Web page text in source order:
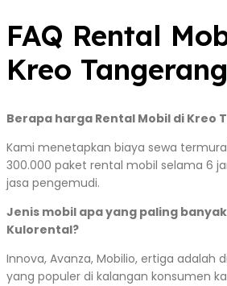
FAQ Rental
Kreo Tangerang
Berapa harga Rental Mobil di Kreo
Kami menetapkan biaya sewa
300.000 paket rental mobil selama 6
jasa pengemudi.
Jenis mobil apa yang paling
Kulorental?
Innova, Avanza, Mobilio, ertiga adalah
yang populer di kalangan konsumen